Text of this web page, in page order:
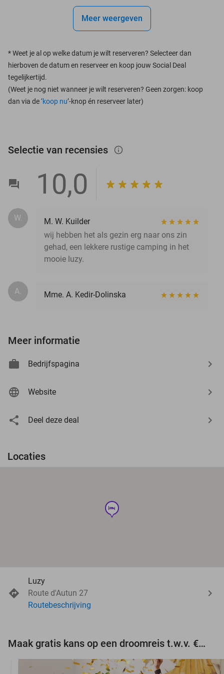
Meer weergeven
*Weet je al op welke datum je wilt reserveren? Selecteer dan
hierboven de datum en reserveer en koop jouw Social Deal
tegelijkertijd.
(Weet je nog niet wanneer je wilt reserveren? Geen zorgen: koop
dan via de ‘koop nu’-knop én reserveer later)
Selectie van recensies info_outlined
10,0
W.
M. W. Kuilder
wij hebben het als gezin erg naar ons zin
gehad, een lekkere rustige camping in het
mooie luzy.
A. Mme. A. Kedir-Dolinska
Meer informatie
Bedrijfspagina
Website
Deel deze deal
Locaties
hotel
Luzy
Route d'Autun 27
Routebeschrijving
Maak gratis kans op een droomreis t.w.v. €3.000!